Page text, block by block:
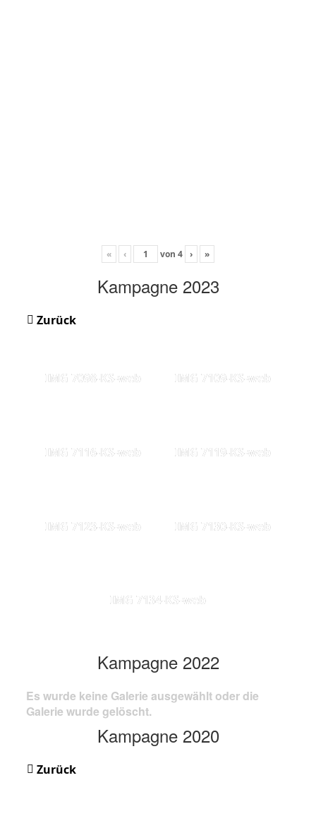
« ‹ von 4 › »
Kampagne 2023
Zurück
IMG 7098-KS-web IMG 7109-KS-web
IMG 7116-KS-web IMG 7119-KS-web
IMG 7123-KS-web IMG 7130-KS-web
IMG 7134-KS-web
Kampagne 2022
Es wurde keine Galerie ausgewählt oder die
Galerie wurde gelöscht.
Kampagne 2020
Zurück